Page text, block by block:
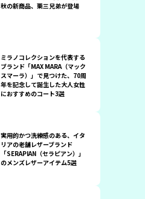
秋の新商品、栗三兄弟が登場
ミラノコレクションを代表する
ブランド「MAX MARA（マック
スマーラ）」で見つけた、70周
年を記念して誕生した大人女性
におすすめのコート3選
実用的かつ洗練感のある、イタ
リアの老舗レザーブランド
「SERAPIAN（セラピアン）」
のメンズレザーアイテム5選